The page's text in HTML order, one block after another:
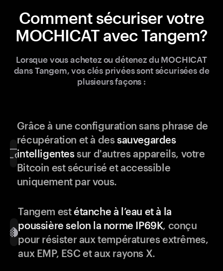
Comment sécuriser votre
MOCHICAT avec Tangem?
Lorsque vous achetez ou détenez du MOCHICAT
dans Tangem, vos clés privées sont sécurisées de
plusieurs façons :
Grâce à une configuration sans phrase de
récupération et à dessauvegardes
intelligentessur d'autres appareils, votre
Bitcoin est sécurisé et accessible
uniquement par vous.
Tangem estétanche à l’eau et à la
poussière selon la norme IP69K, conçu
pour résister aux températures extrêmes,
aux EMP, ESC et aux rayons X.